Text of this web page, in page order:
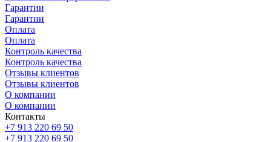
Гарантии
Гарантии
Оплата
Оплата
Контроль качества
Контроль качества
Отзывы клиентов
Отзывы клиентов
О компании
О компании
Контакты
+7 913 220 69 50
+7 913 220 69 50